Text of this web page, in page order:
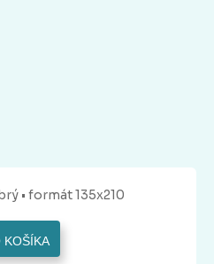
• formát 135x210
KOŠÍKA